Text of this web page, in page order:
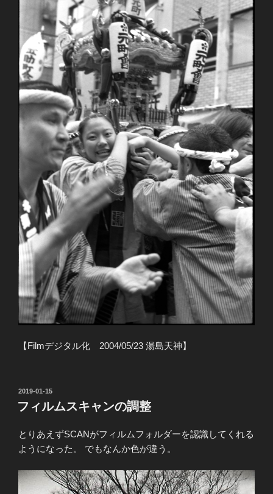
【Filmデジタル化 2004/05/23 湯島天神】
投
稿
日:
2019-01-15
フィルムスキャンの調整
とりあえずSCANがフィルムフォルダーを認識してくれる
ようになった。 でもなんか色が違う。